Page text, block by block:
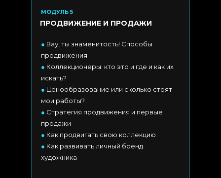
МОДУЛЬ 5
ПРОДВИЖЕНИЕ И ПРОДАЖИ
● Вау, ты знаменитость! Способы
продвижения
● Коллекционеры: кто это и где и как их
искать?
● Ценообразование или сколько стоят
мои работы?
● Стратегия продвижения и первые
продажи
● Как продвигать свою коллекцию
● Как развивать личный бренд
художника